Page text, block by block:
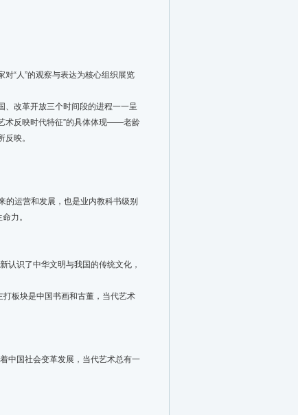
“人”的观察与表达为核心组织展览
改革开放三个时间段的进程一一呈
术反映时代特征”的具体体现——老龄
映。
运营和发展，也是业内教科书级别
力。
识了中华文明与我国的传统文化，
板块是中国书画和古董，当代艺术
中国社会变革发展，当代艺术总有一